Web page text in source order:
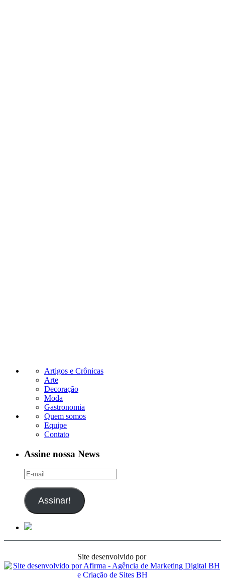
Artigos e Crônicas
Arte
Decoração
Moda
Gastronomia
Quem somos
Equipe
Contato
Assine nossa News
E-
mail
Assinar!
Site desenvolvido por